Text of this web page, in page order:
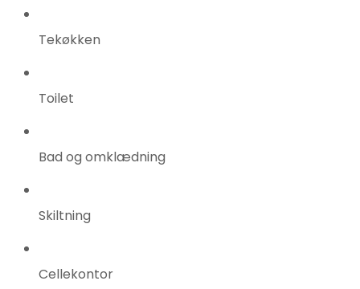
Tekøkken
Toilet
Bad og omklædning
Skiltning
Cellekontor